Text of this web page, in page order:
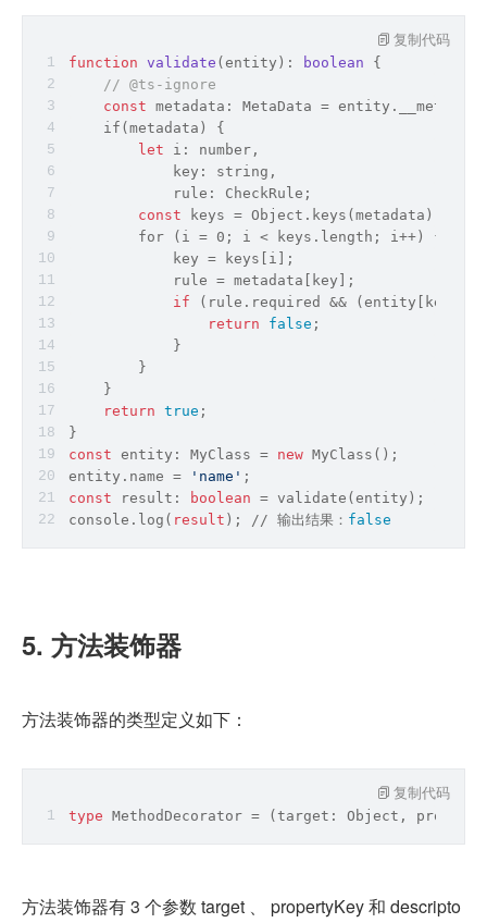
function validate ( entity ): boolean
{
// @ts-ignore
const metadata: MetaData =
    if(metadata) {
let i: number ,
            key:
string ,
            rule: CheckRule;
const keys = Object .keys(metadata);
        for (i = 0; i < keys.length; i++) {
            key = keys[i];
            rule = metadata[key];
if (rule.required && (entity[key]
return
false ;
            }
        }
    }
return true ;
}
const entity: MyClass = new MyClass();
entity.name =
'name' ;
const result: boolean = validate(entity);
console. log ( result ); // 输出结果： false
复制代码
5. 方法装饰器
方法装饰器的类型定义如下：
type MethodDecorator = ( target: Object ,
复制代码
方法装饰器有 3 个参数 target 、 propertyKey 和 descripto